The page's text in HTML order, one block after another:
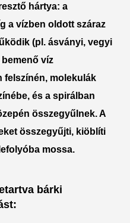
hártya: a
a vízben oldott száraz
(pl. ásványi, vegyi
víz
felszínén, molekulák
és a spirálban
összegyűlnek. A
összegyűjti, kiöblíti
mossa.
bárki